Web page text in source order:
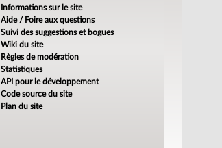
Informations sur le site
Aide / Foire aux questions
Suivi des suggestions et bogues
Wiki du site
Règles de modération
Statistiques
API pour le développement
Code source du site
Plan du site